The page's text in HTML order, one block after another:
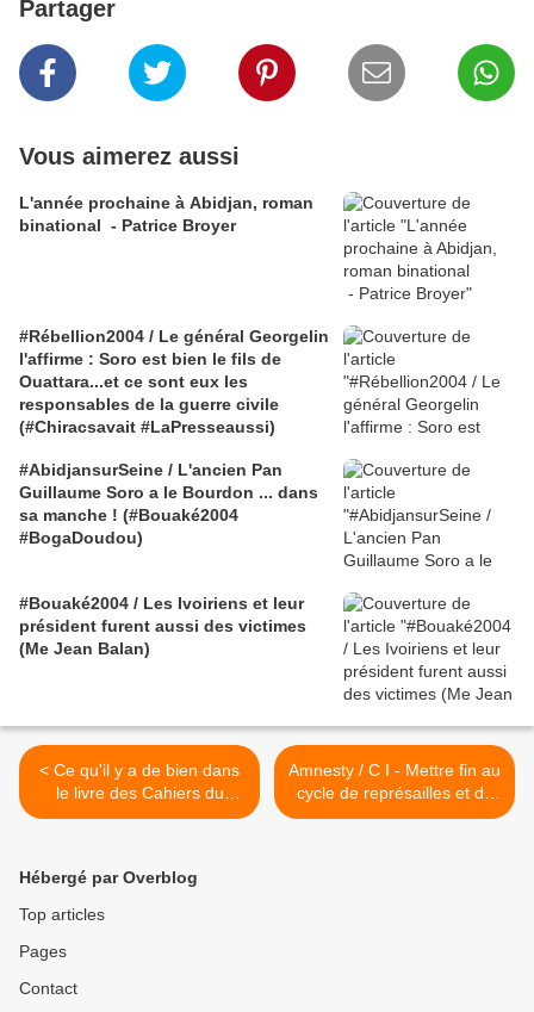
Partager
Vous aimerez aussi
L'année prochaine à Abidjan, roman
binational - Patrice Broyer
#Rébellion2004 / Le général Georgelin
l'affirme : Soro est bien le fils de
Ouattara...et ce sont eux les
responsables de la guerre civile
(#Chiracsavait #LaPresseaussi)
#AbidjansurSeine / L'ancien Pan
Guillaume Soro a le Bourdon ... dans
sa manche ! (#Bouaké2004
#BogaDoudou)
#Bouaké2004 / Les Ivoiriens et leur
président furent aussi des victimes
(Me Jean Balan)
< Ce qu'il y a de bien dans
le livre des Cahiers du
Football, c'est... -
Amnesty / C I - Mettre fin au
cycle de représailles et de
vengeance >
Hébergé par Overblog
Top articles
Pages
Contact